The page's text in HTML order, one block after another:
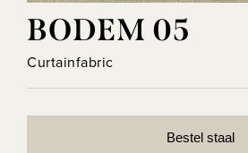
BODEM 05
Curtainfabric
Bestel staal